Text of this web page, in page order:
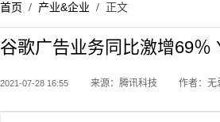
首页 / 产业&企业 / 正文
谷歌广告业务同比激增69％
2021-07-28 16:55 来源：腾讯科技 作者：无